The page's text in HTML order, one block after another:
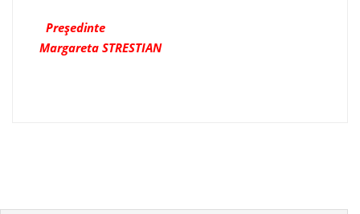
Președinte
Margareta STRESTIAN